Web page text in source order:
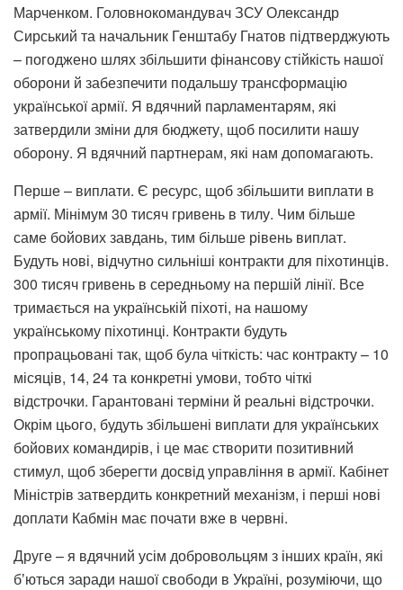
Марченком. Головнокомандувач ЗСУ Олександр
Сирський та начальник Генштабу Гнатов підтверджують
– погоджено шлях збільшити фінансову стійкість нашої
оборони й забезпечити подальшу трансформацію
української армії. Я вдячний парламентарям, які
затвердили зміни для бюджету, щоб посилити нашу
оборону. Я вдячний партнерам, які нам допомагають.
Перше – виплати. Є ресурс, щоб збільшити виплати в
армії. Мінімум 30 тисяч гривень в тилу. Чим більше
саме бойових завдань, тим більше рівень виплат.
Будуть нові, відчутно сильніші контракти для піхотинців.
300 тисяч гривень в середньому на першій лінії. Все
тримається на українській піхоті, на нашому
українському піхотинці. Контракти будуть
пропрацьовані так, щоб була чіткість: час контракту – 10
місяців, 14, 24 та конкретні умови, тобто чіткі
відстрочки. Гарантовані терміни й реальні відстрочки.
Окрім цього, будуть збільшені виплати для українських
бойових командирів, і це має створити позитивний
стимул, щоб зберегти досвід управління в армії. Кабінет
Міністрів затвердить конкретний механізм, і перші нові
доплати Кабмін має почати вже в червні.
Друге – я вдячний усім добровольцям з інших країн, які
бʼються заради нашої свободи в Україні, розуміючи, що